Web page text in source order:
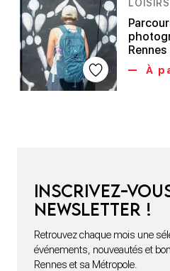
LOISIRS
Rennes
À
Inscrivez-
newsletter !
Retrouvez chaque mois une
événements, nouveautés et
Rennes et sa Métropole.